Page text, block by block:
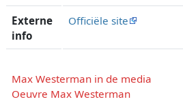
Externe
info
Officiële site
Max Westerman in de media
Oeuvre Max Westerman